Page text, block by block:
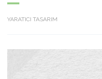
YARATICI TASARIM